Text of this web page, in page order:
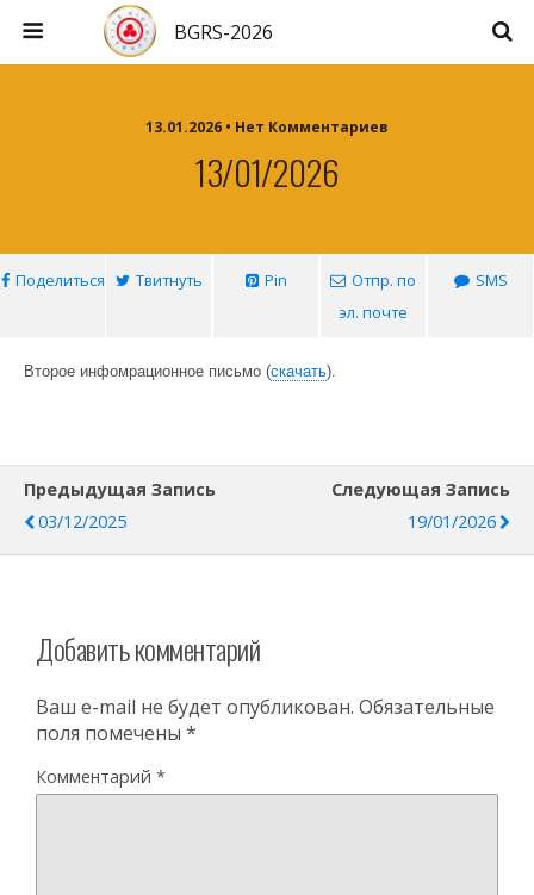
BGRS-2026
13.01.2026 • Нет Комментариев
13/01/2026
Поделиться Твитнуть Pin
Отпр. по
эл. почте
SMS
Второе инфомрационное письмо (скачать).
Предыдущая Запись
03/12/2025
Следующая Запись
19/01/2026
Добавить комментарий
Ваш e-mail не будет опубликован. Обязательные
поля помечены *
Комментарий *